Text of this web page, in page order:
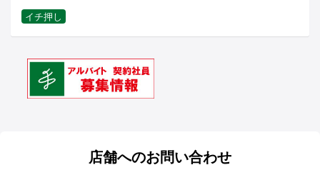
イチ押し
店舗へのお問い合わせ